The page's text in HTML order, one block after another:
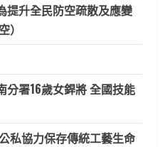
提升全民防空疏散及應變
）
分署16歲女銲將 全國技能
私協力保存傳統工藝生命